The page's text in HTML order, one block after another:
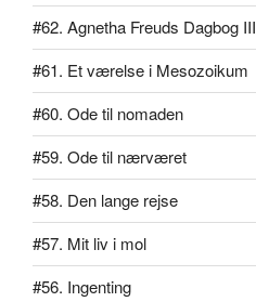
#62. Agnetha Freuds Dagbog III
#61. Et værelse i Mesozoikum
#60. Ode til nomaden
#59. Ode til nærværet
#58. Den lange rejse
#57. Mit liv i mol
#56. Ingenting